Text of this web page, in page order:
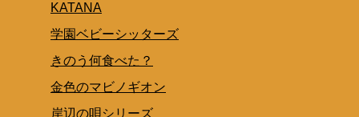
KATANA
学園ベビーシッターズ
きのう何食べた？
金色のマビノギオン
岸辺の唄シリーズ